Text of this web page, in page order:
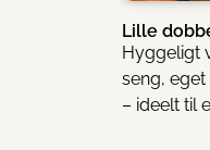
Lille
Hyggeligt
seng,
– ideelt til